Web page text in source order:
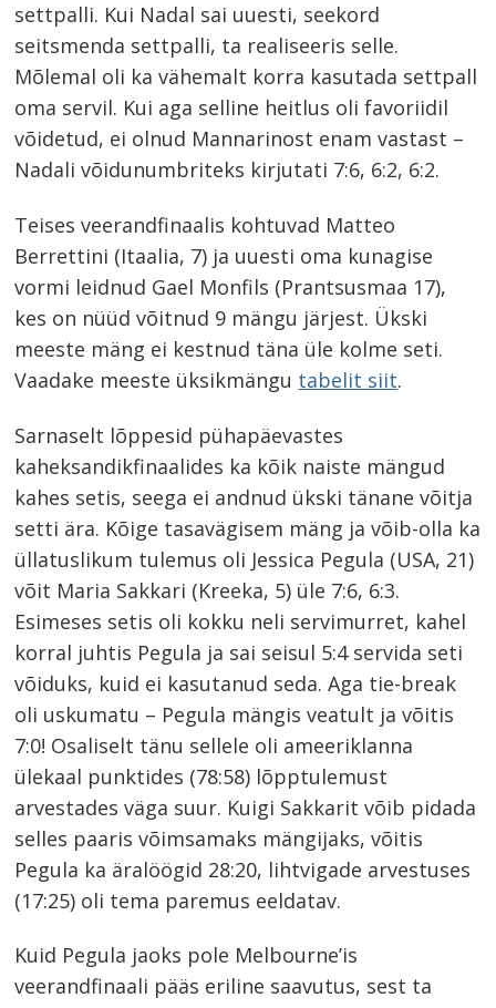
settpalli. Kui Nadal sai uuesti, seekord
seitsmenda settpalli, ta realiseeris selle.
Mõlemal oli ka vähemalt korra kasutada settpall
oma servil. Kui aga selline heitlus oli favoriidil
võidetud, ei olnud Mannarinost enam vastast –
Nadali võidunumbriteks kirjutati 7:6, 6:2, 6:2.
Teises veerandfinaalis kohtuvad Matteo
Berrettini (Itaalia, 7) ja uuesti oma kunagise
vormi leidnud Gael Monfils (Prantsusmaa 17),
kes on nüüd võitnud 9 mängu järjest. Ükski
meeste mäng ei kestnud täna üle kolme seti.
Vaadake meeste üksikmängu tabelit siit.
Sarnaselt lõppesid pühapäevastes
kaheksandikfinaalides ka kõik naiste mängud
kahes setis, seega ei andnud ükski tänane võitja
setti ära. Kõige tasavägisem mäng ja võib-olla ka
üllatuslikum tulemus oli Jessica Pegula (USA, 21)
võit Maria Sakkari (Kreeka, 5) üle 7:6, 6:3.
Esimeses setis oli kokku neli servimurret, kahel
korral juhtis Pegula ja sai seisul 5:4 servida seti
võiduks, kuid ei kasutanud seda. Aga tie-break
oli uskumatu – Pegula mängis veatult ja võitis
7:0! Osaliselt tänu sellele oli ameeriklanna
ülekaal punktides (78:58) lõpptulemust
arvestades väga suur. Kuigi Sakkarit võib pidada
selles paaris võimsamaks mängijaks, võitis
Pegula ka äralöögid 28:20, lihtvigade arvestuses
(17:25) oli tema paremus eeldatav.
Kuid Pegula jaoks pole Melbourne’is
veerandfinaali pääs eriline saavutus, sest ta
Navigeerimine